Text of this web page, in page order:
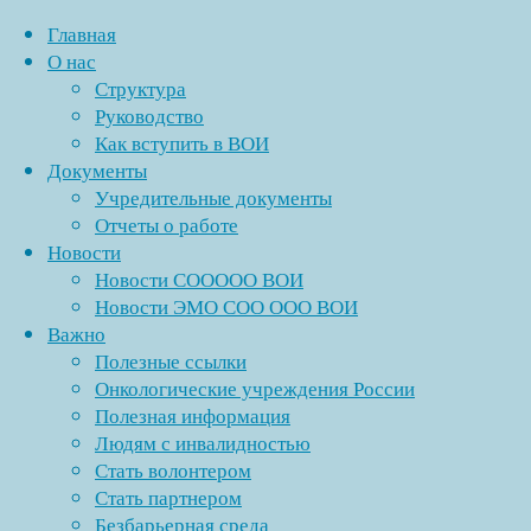
Перейти
содержимому
Главная
О нас
Структура
Руководство
Как вступить в ВОИ
Документы
Учредительные документы
Отчеты о работе
Новости
Новости СООООО ВОИ
Новости ЭМО СОО ООО ВОИ
Важно
Полезные ссылки
Онкологические учреждения России
Полезная информация
Людям с инвалидностью
Стать волонтером
Стать партнером
Безбарьерная среда